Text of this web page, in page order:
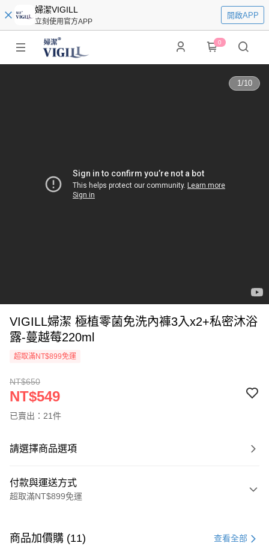
婦潔VIGILL
立刻使用官方APP
開啟APP
0
1/10
VIGILL婦潔 極植零菌免洗內褲3入x2+私密沐浴
露-蔓越莓220ml
超取滿NT$899免運
NT$650
NT$549
已賣出：21件
請選擇商品選項
付款與運送方式
超取滿NT$899免運
信用卡一次付款
商品加價購 (11) 查看全部